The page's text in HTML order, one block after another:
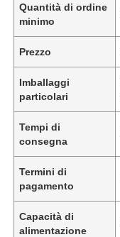
Quantità di ordine
minimo
Prezzo
Imballaggi
particolari
Tempi di
consegna
Termini di
pagamento
Capacità di
alimentazione